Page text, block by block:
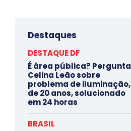
Destaques
DESTAQUE DF
É área pública? Pergunta
Celina Leão sobre
problema de iluminação,
de 20 anos, solucionado
em 24 horas
BRASIL